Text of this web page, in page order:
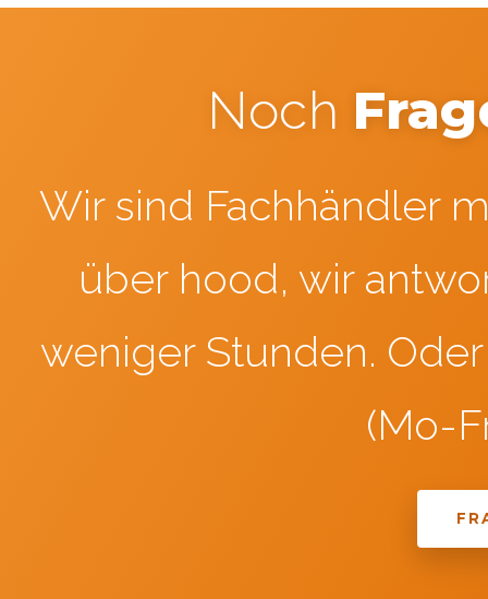
Noch
Wir sind Fachhändler
über hood, wir
weniger Stunden.
(Mo-